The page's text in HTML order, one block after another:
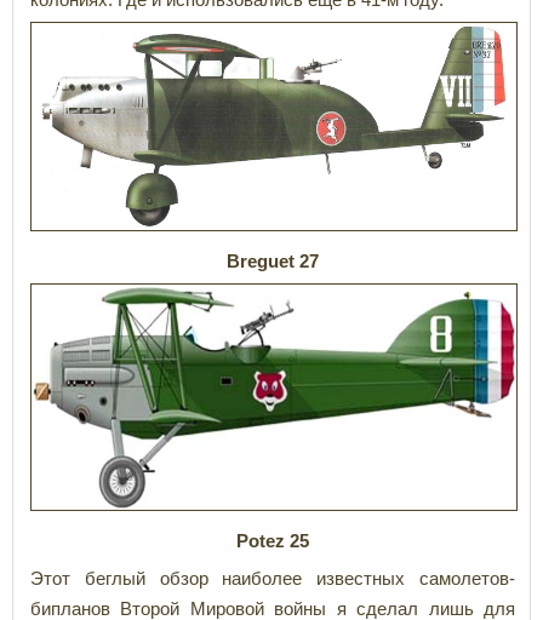
Breguet 27
Potez 25
Этот беглый обзор наиболее известных самолетов-
бипланов Второй Мировой войны я сделал лишь для